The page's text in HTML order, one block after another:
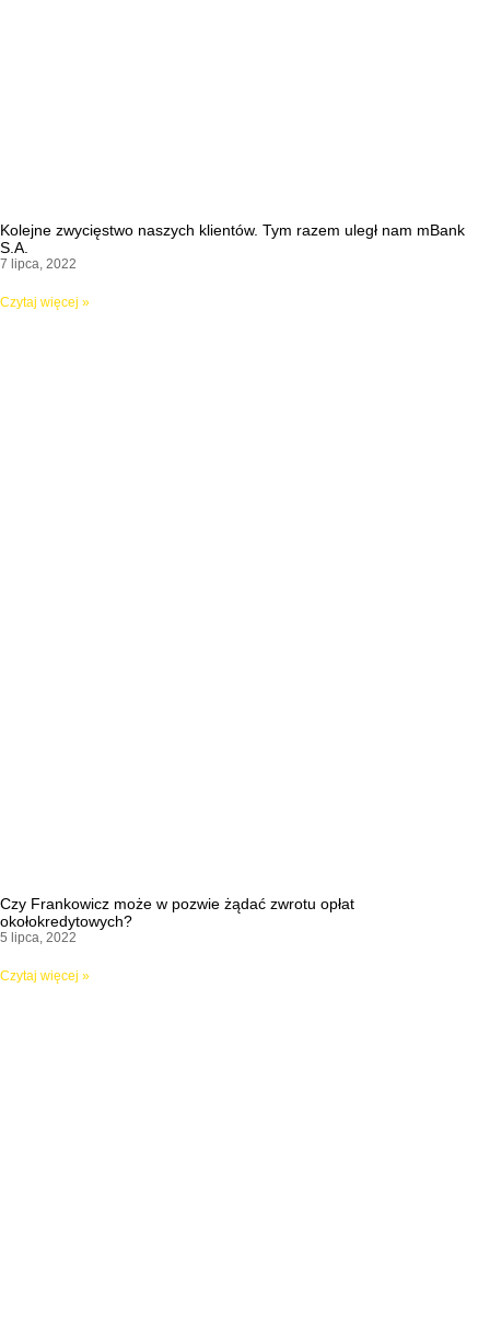
Kolejne zwycięstwo naszych klientów. Tym razem uległ nam mBank
S.A.
7 lipca, 2022
Czytaj więcej »
Czy Frankowicz może w pozwie żądać zwrotu opłat
okołokredytowych?
5 lipca, 2022
Czytaj więcej »